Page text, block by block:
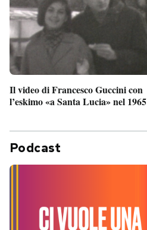
Il video di Francesco Guccini con
l’eskimo «a Santa Lucia» nel 1965
Podcast